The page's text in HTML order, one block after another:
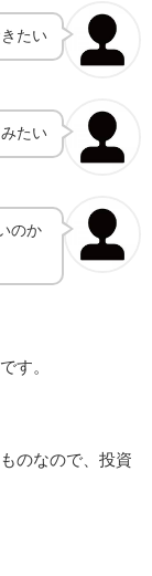
たい
たい
のか
す。
のなので、投資